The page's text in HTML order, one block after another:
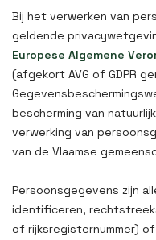
Bij het verwerken van
geldende
Europese Algemene
(afgekort AVG of GDPR
bescherming van
verwerking van
van de Vlaamse
Persoonsgegevens zijn
identificeren,
of rijksregisternummer)